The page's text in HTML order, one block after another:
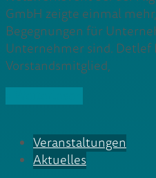
GmbH zeigte einmal
Begegnungen für
Unternehmer sind. Detlef
Vorstandsmitglied,
Veranstaltungen
Aktuelles